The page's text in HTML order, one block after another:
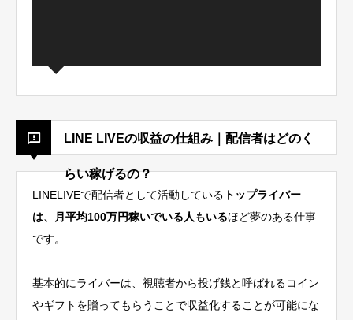
LINE LIVEの収益の仕組み｜配信者はどのく
らい稼げるの？
LINELIVEで配信者として活動している トップライバー
は、月平均100万円稼いでいる人もいるほど夢のある仕事
です。
基本的にライバーは、 視聴者から投げ銭と呼ばれるコイン
やギフトを贈ってもらうことで収益化することが可能にな